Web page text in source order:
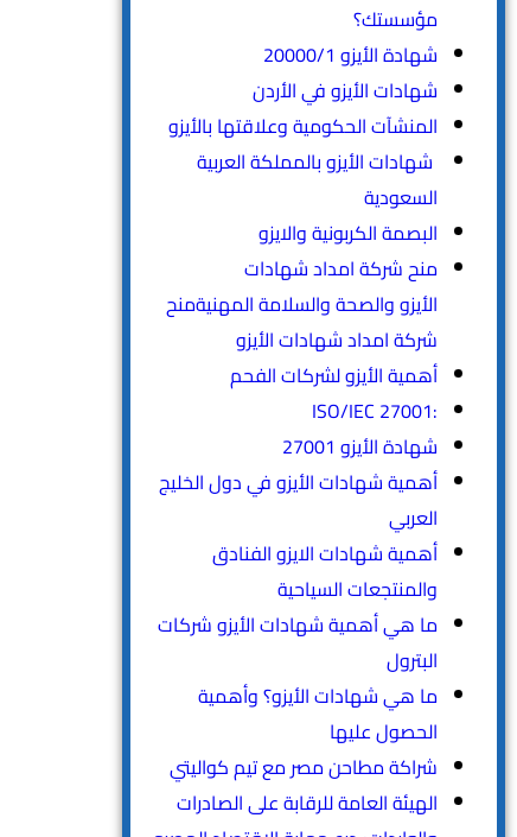
مؤسستك؟
شهادة الأيزو 20000/1
شهادات الأيزو في الأردن
المنشآت الحكومية وعلاقتها بالأيزو
شهادات الأيزو بالمملكة العربية
السعودية
البصمة الكربونية والايزو
منح شركة امداد شهادات
الأيزو والصحة والسلامة المهنيةمنح
شركة امداد شهادات الأيزو
أهمية الأيزو لشركات الفحم
:ISO/IEC 27001
شهادة الأيزو 27001
أهمية شهادات الأيزو في دول الخليج
العربي
أهمية شهادات الايزو الفنادق
والمنتجعات السياحية
ما هي أهمية شهادات الأيزو شركات
البترول
ما هي شهادات الأيزو؟ وأهمية
الحصول عليها
شراكة مطاحن مصر مع تيم كواليتي
الهيئة العامة للرقابة على الصادرات